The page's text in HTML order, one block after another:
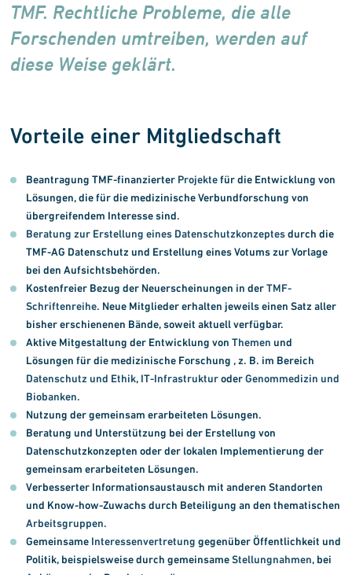
TMF. Rechtliche Probleme, die alle
Forschenden umtreiben, werden auf
diese Weise geklärt.
Vorteile einer Mitgliedschaft
Beantragung TMF-finanzierter Projektefür die Entwicklung von
Lösungen, die für die medizinische Verbundforschung von
übergreifendem Interesse sind.
Beratung zur Erstellung eines Datenschutzkonzeptesdurch die
TMF-AG Datenschutz und Erstellung eines Votums zur Vorlage
bei den Aufsichtsbehörden.
Kostenfreier Bezug der Neuerscheinungen in derTMF-
Schriftenreihe. Neue Mitglieder erhalten jeweils einen Satz aller
bisher erschienenen Bände, soweit aktuell verfügbar.
Aktive Mitgestaltung der Entwicklung vonThemen und
Lösungen für die medizinische Forschung , z. B. im Bereich
Datenschutz und Ethik, IT-InfrastrukturoderGenommedizin und
Biobanken.
Nutzung der gemeinsam erarbeiteten Lösungen.
Beratung und Unterstützung bei der Erstellung von
Datenschutzkonzepten oder der lokalen Implementierung der
gemeinsam erarbeiteten Lösungen.
Verbesserter Informationsaustausch mit anderen Standorten
und Know-how-Zuwachs durch Beteiligung an den thematischen
Arbeitsgruppen.
Gemeinsame Interessenvertretung gegenüber Öffentlichkeit und
Politik, beispielsweise durch gemeinsameStellungnahmen, bei